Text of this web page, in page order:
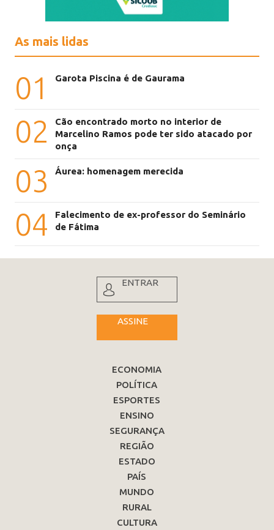
As mais lidas
01 Garota Piscina é de Gaurama
02
Cão encontrado morto no interior de
Marcelino Ramos pode ter sido atacado por
onça
03 Áurea: homenagem merecida
04
Falecimento de ex-professor do Seminário
de Fátima
ENTRAR
ASSINE
ECONOMIA
POLÍTICA
ESPORTES
ENSINO
SEGURANÇA
REGIÃO
ESTADO
PAÍS
MUNDO
RURAL
CULTURA